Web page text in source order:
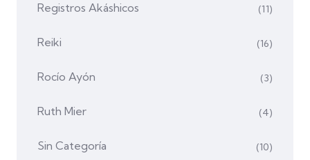
Registros Akáshicos (11)
Reiki (16)
Rocío Ayón (3)
Ruth Mier (4)
Sin Categoría (10)